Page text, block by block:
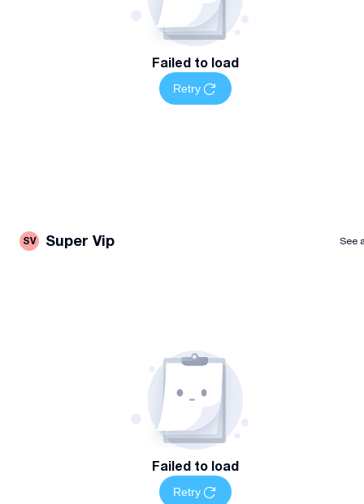
Failed to load
Retry
SV Super Vip See
Failed to load
Retry